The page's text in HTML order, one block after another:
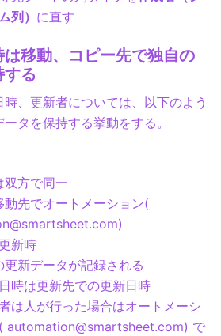
列） に直す
移動、コピー先で独自の
る
、更新者については、以下のよう
タを保持する挙動をする。
双方で同一
動先でオートメーション(
新時
更新データが記録される
時は更新先での更新日時
は人が行った場合はオートメーシ
automation@smartsheet.com) で